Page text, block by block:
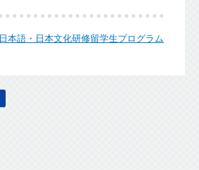
日本語・日本文化研修留学生プログラム